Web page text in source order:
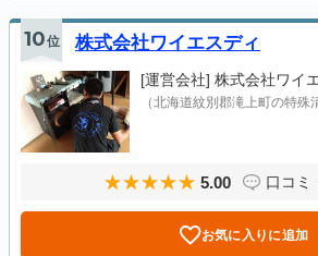
10位 株式会社ワイエスディ
[運営会社] 株式会社ワイ
（北海道紋別郡滝上町の特殊
5.00 口コミ
お気に入りに追加